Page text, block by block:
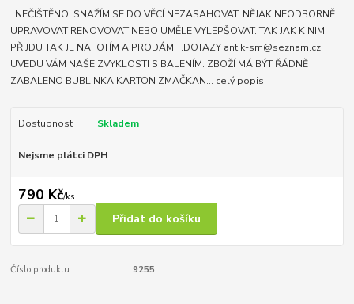
NEČIŠTĚNO. SNAŽÍM SE DO VĚCÍ NEZASAHOVAT, NĚJAK NEODBORNĚ
UPRAVOVAT RENOVOVAT NEBO UMĚLE VYLEPŠOVAT. TAK JAK K NIM
PŘIJDU TAK JE NAFOTÍM A PRODÁM. .DOTAZY antik-sm@seznam.cz
UVEDU VÁM NAŠE ZVYKLOSTI S BALENÍM. ZBOŽÍ MÁ BÝT ŘÁDNĚ
ZABALENO BUBLINKA KARTON ZMAČKAN... celý popis
Dostupnost Skladem
Nejsme plátci DPH
790 Kč/ks
Přidat do košíku
Číslo produktu: 9255